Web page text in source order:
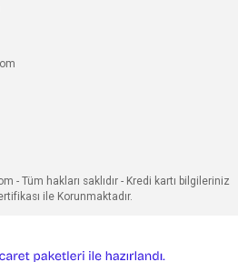
- Tüm hakları saklıdır - Kredi kartı bilgileriniz
ile Korunmaktadır.
e-